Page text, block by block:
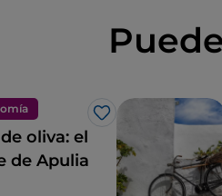
Me gusta
oliva: el
de Apulia